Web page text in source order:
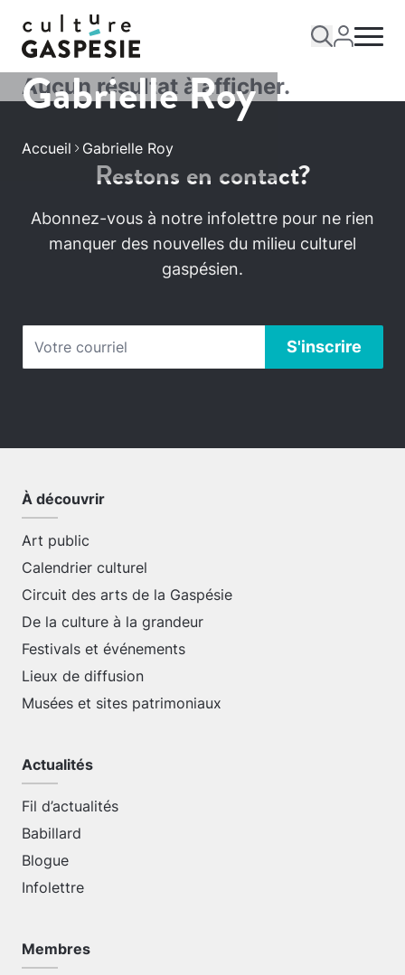
Gabrielle Roy
Accueil Gabrielle Roy
Aucun résultat à afficher.
Restons en contact?
Abonnez-vous à notre infolettre pour ne rien
manquer des nouvelles du milieu culturel
gaspésien.
À découvrir
Art public
Calendrier culturel
Circuit des arts de la Gaspésie
De la culture à la grandeur
Festivals et événements
Lieux de diffusion
Musées et sites patrimoniaux
Actualités
Fil d’actualités
Babillard
Blogue
Infolettre
Membres